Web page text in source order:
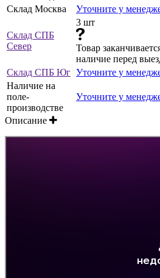
Склад Москва
Уточните у
Склад СПБ
Север
3 шт
Товар
наличие перед
Склад СПБ Юг Уточните у
Наличие на
поле-
производстве
Уточните у
Описание